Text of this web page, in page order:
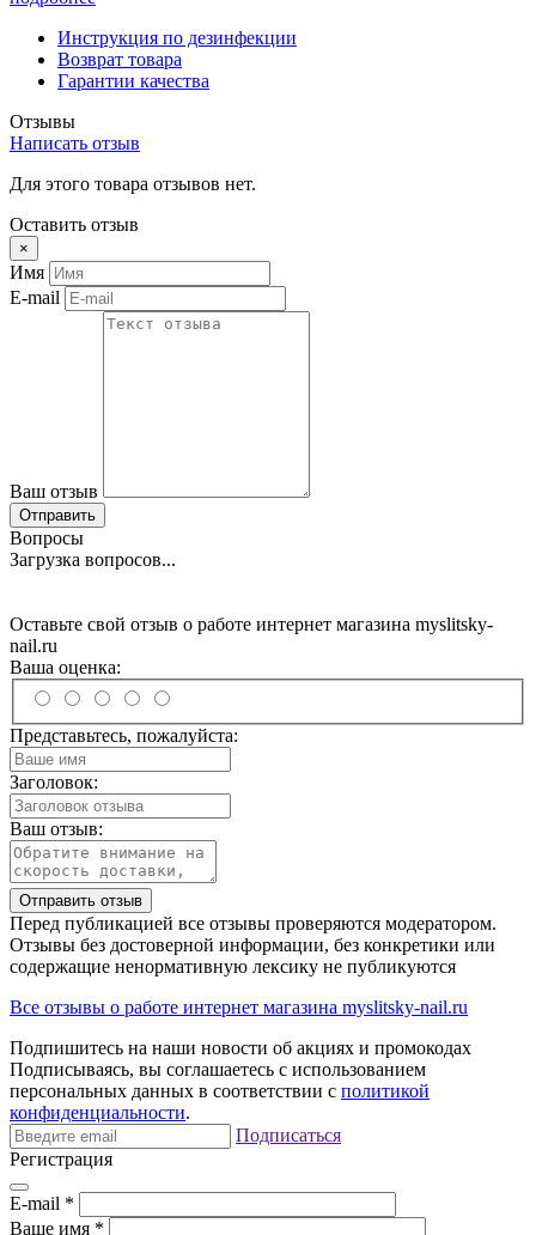
Инструкция по дезинфекции
Возврат товара
Гарантии качества
Отзывы
Написать отзыв
Для этого товара отзывов нет.
Оставить отзыв
×
Имя
E-mail
Ваш отзыв
Отправить
Вопросы
Загрузка вопросов...
Оставьте свой отзыв о работе интернет магазина myslitsky-
nail.ru
Ваша оценка:
Представьтесь, пожалуйста:
Заголовок:
Ваш отзыв:
Отправить отзыв
Перед публикацией все отзывы проверяются модератором.
Отзывы без достоверной информации, без конкретики или
содержащие ненормативную лексику не публикуются
Все отзывы о работе интернет магазина myslitsky-nail.ru
Подпишитесь на наши новости об акциях и промокодах
Подписываясь, вы соглашаетесь с использованием
персональных данных в соответствии с политикой
конфиденциальности.
Подписаться
Регистрация
E-mail *
Ваше имя *